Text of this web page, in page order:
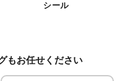
シール
もお任せください